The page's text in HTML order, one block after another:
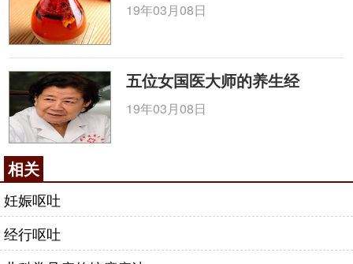
19年03月08日
五位女国医大师的养生经
19年03月08日
相关
妊娠呕吐
经行呕吐